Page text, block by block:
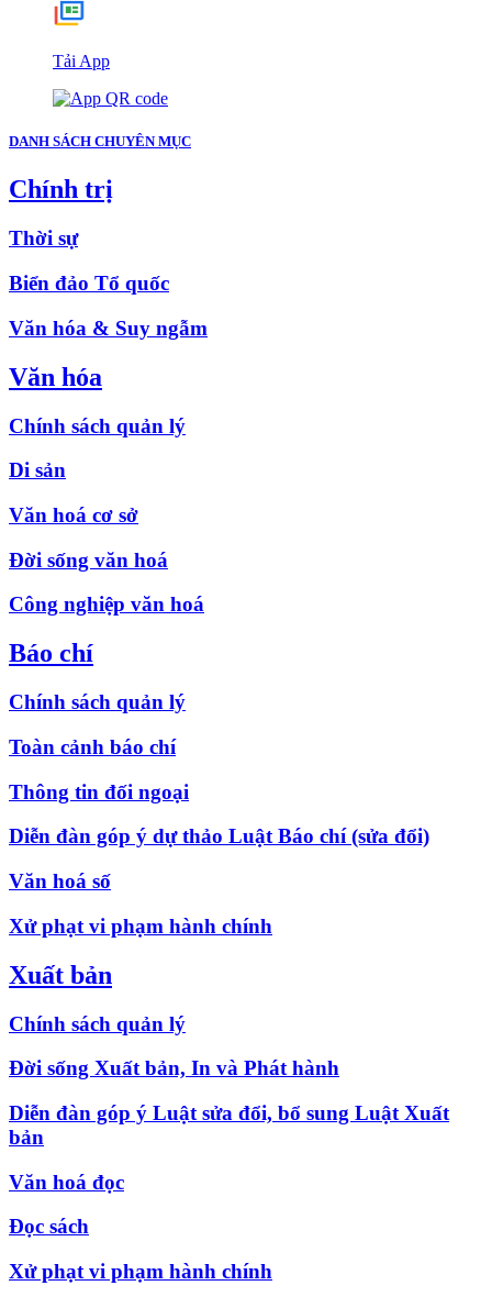
Tải App
DANH SÁCH CHUYÊN MỤC
Chính trị
Thời sự
Biển đảo Tổ quốc
Văn hóa & Suy ngẫm
Văn hóa
Chính sách quản lý
Di sản
Văn hoá cơ sở
Đời sống văn hoá
Công nghiệp văn hoá
Báo chí
Chính sách quản lý
Toàn cảnh báo chí
Thông tin đối ngoại
Diễn đàn góp ý dự thảo Luật Báo chí (sửa đổi)
Văn hoá số
Xử phạt vi phạm hành chính
Xuất bản
Chính sách quản lý
Đời sống Xuất bản, In và Phát hành
Diễn đàn góp ý Luật sửa đổi, bổ sung Luật Xuất
bản
Văn hoá đọc
Đọc sách
Xử phạt vi phạm hành chính